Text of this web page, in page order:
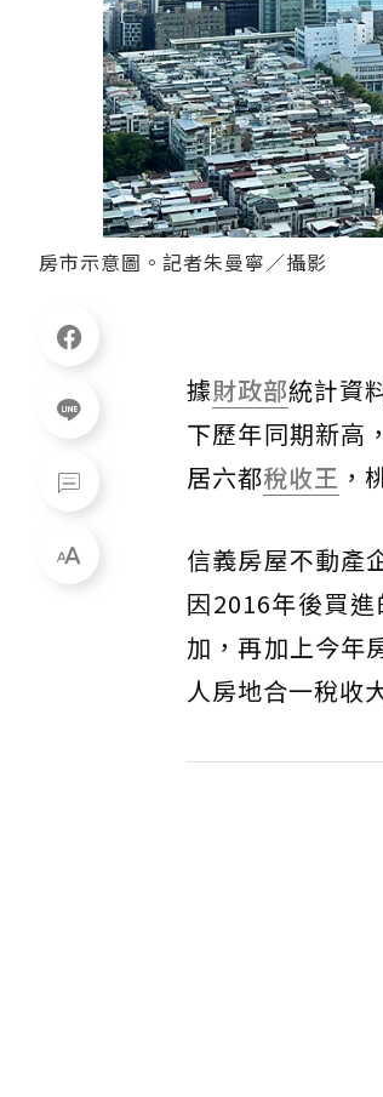
房市示意圖。記者朱曼寧／攝影
據財政部統計資
下歷年同期新高
居六都稅收王 ，
信義房屋不動產
因2016年後買
加，再加上今年
人房地合一稅收